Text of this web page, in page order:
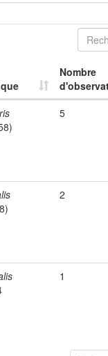
Nombre
5
2
1